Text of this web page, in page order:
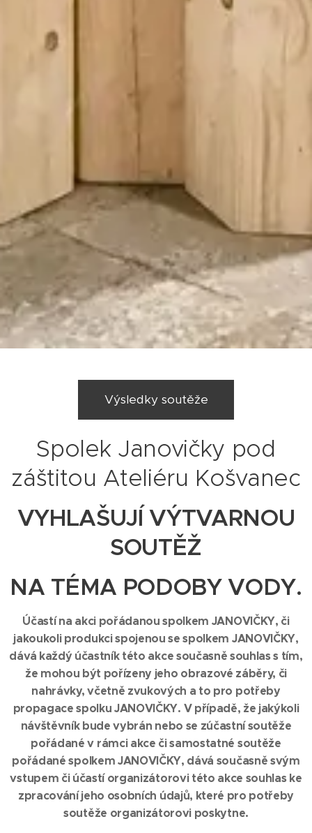
Výsledky soutěže
Spolek Janovičky pod
záštitou Ateliéru Košvanec
VYHLAŠUJÍ VÝTVARNOU
SOUTĚŽ
NA TÉMA PODOBY VODY.
Účastí na akci pořádanou spolkem JANOVIČKY, či
jakoukoli produkci spojenou se spolkem JANOVIČKY,
dává každý účastník této akce současně souhlas s tím,
že mohou být pořízeny jeho obrazové záběry, či
nahrávky, včetně zvukových a to pro potřeby
propagace spolku JANOVIČKY. V případě, že jakýkoli
návštěvník bude vybrán nebo se zúčastní soutěže
pořádané v rámci akce či samostatné soutěže
pořádané spolkem JANOVIČKY, dává současně svým
vstupem či účastí organizátorovi této akce souhlas ke
zpracování jeho osobních údajů, které pro potřeby
soutěže organizátorovi poskytne.